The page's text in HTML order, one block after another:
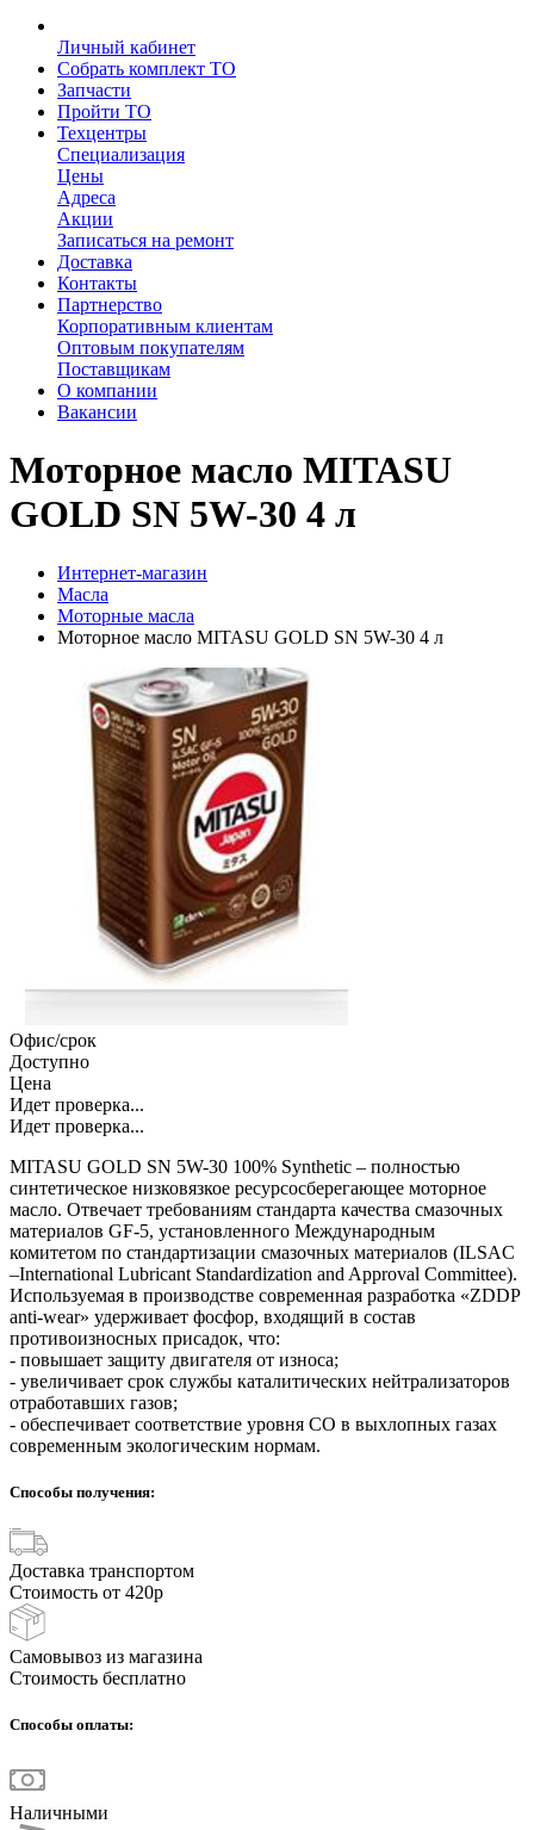
Личный кабинет
Собрать комплект ТО
Запчасти
Пройти ТО
Техцентры
Специализация
Цены
Адреса
Акции
Записаться на ремонт
Доставка
Контакты
Партнерство
Корпоративным клиентам
Оптовым покупателям
Поставщикам
О компании
Вакансии
Моторное масло MITASU
GOLD SN 5W-30 4 л
Интернет-магазин
Масла
Моторные масла
Моторное масло MITASU GOLD SN 5W-30 4 л
Офис/срок
Доступно
Цена
Идет проверка...
Идет проверка...
MITASU GOLD SN 5W-30 100% Synthetic – полностью
синтетическое низковязкое ресурсосберегающее моторное
масло. Отвечает требованиям стандарта качества смазочных
материалов GF-5, установленного Международным
комитетом по стандартизации смазочных материалов (ILSAC
–International Lubricant Standardization and Approval Committee).
Используемая в производстве современная разработка «ZDDP
anti-wear» удерживает фосфор, входящий в состав
противоизносных присадок, что:
- повышает защиту двигателя от износа;
- увеличивает срок службы каталитических нейтрализаторов
отработавших газов;
- обеспечивает соответствие уровня СО в выхлопных газах
современным экологическим нормам.
Способы получения:
Доставка транспортом
Стоимость от 420р
Самовывоз из магазина
Стоимость бесплатно
Способы оплаты:
Наличными